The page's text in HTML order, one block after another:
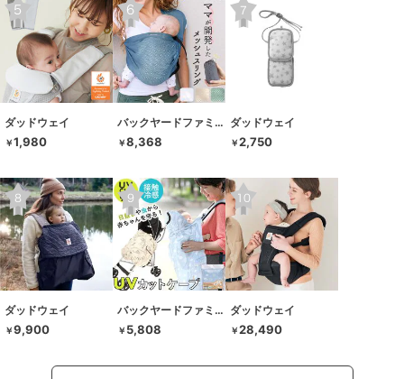
ダッドウェイ
￥1,980
バックヤードファミリー
￥8,368
ダッドウェイ
￥2,750
ダッドウェイ
￥9,900
バックヤードファミリー
￥ 5,808
ダッドウェイ
￥28,490